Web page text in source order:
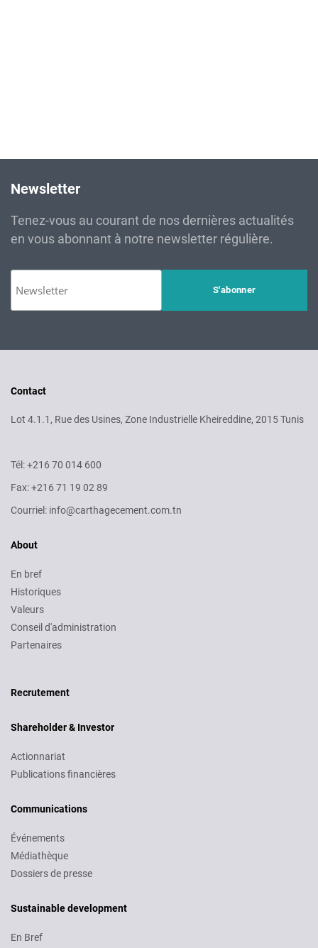
Newsletter
Tenez-vous au courant de nos dernières actualités
en vous abonnant à notre newsletter régulière.
Contact
Lot 4.1.1, Rue des Usines, Zone Industrielle Kheireddine, 2015 Tunis
Tél: +216 70 014 600
Fax: +216 71 19 02 89
Courriel: info@carthagecement.com.tn
About
En bref
Historiques
Valeurs
Conseil d'administration
Partenaires
Recrutement
Shareholder & Investor
Actionnariat
Publications financières
Communications
Événements
Médiathèque
Dossiers de presse
Sustainable development
En Bref